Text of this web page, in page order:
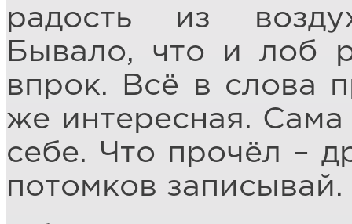
радость из
Бывало, что и лоб
впрок. Всё в слова
же интересная. Сама
себе. Что прочёл –
потомков записывай.